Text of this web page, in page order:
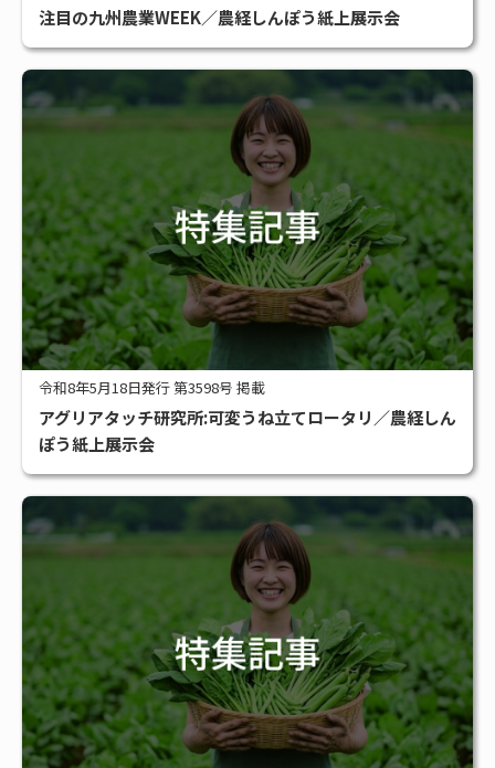
注目の九州農業WEEK／農経しんぽう紙上展示会
令和8年5月18日発行 第3598号 掲載
アグリアタッチ研究所:可変うね立てロータリ／農経しん
ぽう紙上展示会